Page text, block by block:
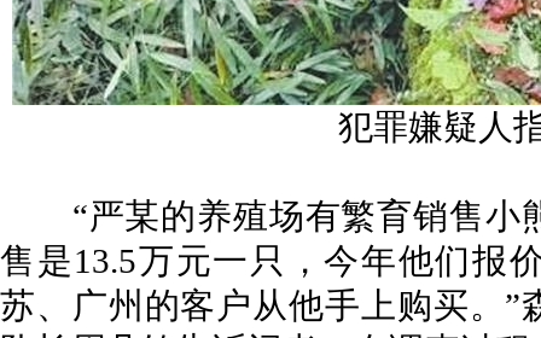
犯罪嫌疑人
“严某的养殖场有繁育销售小
售是13.5万元一只，今年他们报
苏、广州的客户从他手上购买。